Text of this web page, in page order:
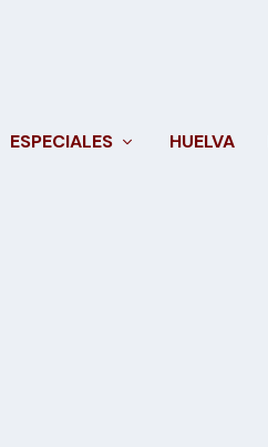
ESPECIALES HUELVA